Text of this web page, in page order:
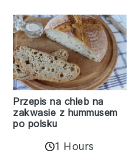
Przepis na chleb na
zakwasie z hummusem
po polsku
1 Hours